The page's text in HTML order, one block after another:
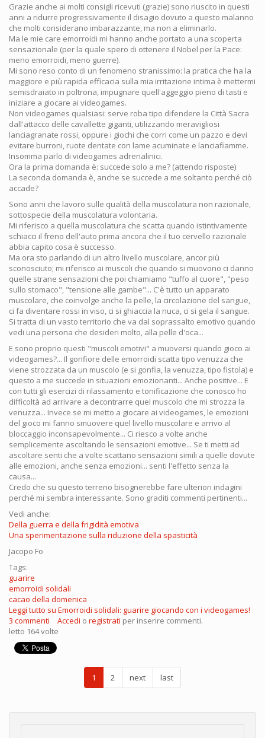
Grazie anche ai molti consigli ricevuti (grazie) sono riuscito in questi
anni a ridurre progressivamente il disagio dovuto a questo malanno
che molti considerano imbarazzante, ma non a eliminarlo.
Ma le mie care emorroidi mi hanno anche portato a una scoperta
sensazionale (per la quale spero di ottenere il Nobel per la Pace:
meno emorroidi, meno guerre).
Mi sono reso conto di un fenomeno stranissimo: la pratica che ha la
maggiore e più rapida efficacia sulla mia irritazione intima è mettermi
semisdraiato in poltrona, impugnare quell'aggeggio pieno di tasti e
iniziare a giocare ai videogames.
Non videogames qualsiasi: serve roba tipo difendere la Città Sacra
dall'attacco delle cavallette giganti, utilizzando meravigliosi
lanciagranate rossi, oppure i giochi che corri come un pazzo e devi
evitare burroni, ruote dentate con lame acuminate e lanciafiamme.
Insomma parlo di videogames adrenalinici.
Ora la prima domanda è: succede solo a me? (attendo risposte)
La seconda domanda è, anche se succede a me soltanto perché ciò
accade?
Sono anni che lavoro sulle qualità della muscolatura non razionale,
sottospecie della muscolatura volontaria.
Mi riferisco a quella muscolatura che scatta quando istintivamente
schiacci il freno dell'auto prima ancora che il tuo cervello razionale
abbia capito cosa è successo.
Ma ora sto parlando di un altro livello muscolare, ancor più
sconosciuto; mi riferisco ai muscoli che quando si muovono ci danno
quelle strane sensazioni che poi chiamiamo "tuffo al cuore", "peso
sullo stomaco", "tensione alle gambe"... C'è tutto un apparato
muscolare, che coinvolge anche la pelle, la circolazione del sangue,
ci fa diventare rossi in viso, ci si ghiaccia la nuca, ci si gela il sangue.
Si tratta di un vasto territorio che va dal soprassalto emotivo quando
vedi una persona che desideri molto, alla pelle d'oca...
E sono proprio questi "muscoli emotivi" a muoversi quando gioco ai
videogames?... Il gonfiore delle emorroidi scatta tipo venuzza che
viene strozzata da un muscolo (e si gonfia, la venuzza, tipo fistola) e
questo a me succede in situazioni emozionanti... Anche positive... E
con tutti gli esercizi di rilassamento e tonificazione che conosco ho
difficoltà ad arrivare a decontrarre quel muscolo che mi strozza la
venuzza... Invece se mi metto a giocare ai videogames, le emozioni
del gioco mi fanno smuovere quel livello muscolare e arrivo al
bloccaggio inconsapevolmente... Ci riesco a volte anche
semplicemente ascoltando le sensazioni emotive... Se ti metti ad
ascoltare senti che a volte scattano sensazioni simili a quelle dovute
alle emozioni, anche senza emozioni... senti l'effetto senza la
causa...
Credo che su questo terreno bisognerebbe fare ulteriori indagini
perché mi sembra interessante. Sono graditi commenti pertinenti...
Vedi anche:
Della guerra e della frigidità emotiva
Una sperimentazione sulla riduzione della spasticità
Jacopo Fo
Tags:
guarire
emorroidi solidali
cacao della domenica
Leggi tutto su Emorroidi solidali: guarire giocando con i videogames!
3 commenti
Accedi o registrati per inserire commenti.
letto 164 volte
1 2 next last